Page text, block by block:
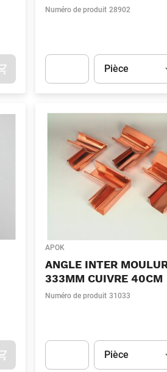
Numéro de produit 28902
Unité
Pièce
APOK
ANGLE INTER
333MM CUIVRE 40CM
Numéro de produit 31033
Unité
Pièce